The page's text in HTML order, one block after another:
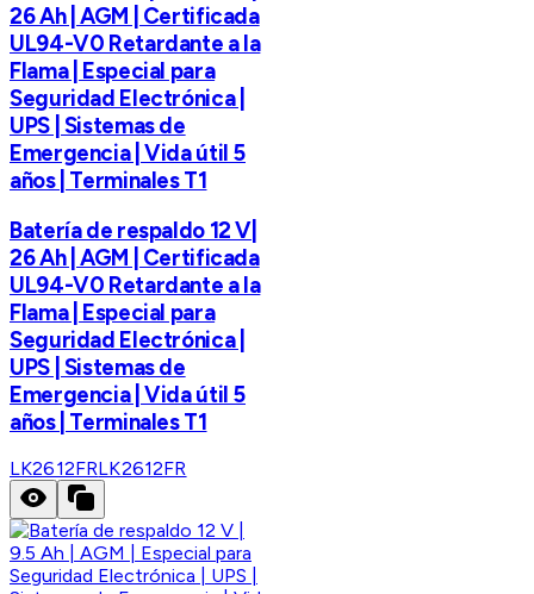
26 Ah | AGM | Certificada
UL94-V0 Retardante a la
Flama | Especial para
Seguridad Electrónica |
UPS | Sistemas de
Emergencia | Vida útil 5
años | Terminales T1
Batería de respaldo 12 V|
26 Ah | AGM | Certificada
UL94-V0 Retardante a la
Flama | Especial para
Seguridad Electrónica |
UPS | Sistemas de
Emergencia | Vida útil 5
años | Terminales T1
LK2612FRLK2612FR